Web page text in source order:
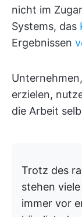
nicht im
Systems, das
Ergebnissen
erzielen,
die Arbeit
Trotz des
stehen
immer vor